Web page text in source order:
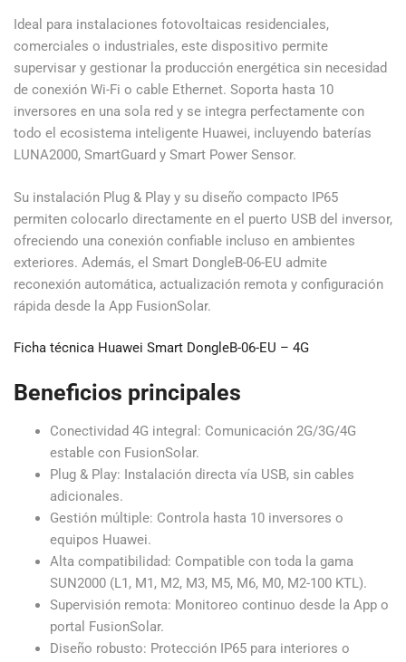
Ideal para instalaciones fotovoltaicas residenciales,
comerciales o industriales, este dispositivo permite
supervisar y gestionar la producción energética sin necesidad
de conexión Wi-Fi o cable Ethernet. Soporta hasta 10
inversores en una sola red y se integra perfectamente con
todo el ecosistema inteligente Huawei, incluyendo baterías
LUNA2000, SmartGuard y Smart Power Sensor.
Su instalación Plug & Play y su diseño compacto IP65
permiten colocarlo directamente en el puerto USB del inversor,
ofreciendo una conexión confiable incluso en ambientes
exteriores. Además, el Smart DongleB-06-EU admite
reconexión automática, actualización remota y configuración
rápida desde la App FusionSolar.
Ficha técnica Huawei Smart DongleB-06-EU – 4G
Beneficios principales
Conectividad 4G integral: Comunicación 2G/3G/4G
estable con FusionSolar.
Plug & Play: Instalación directa vía USB, sin cables
adicionales.
Gestión múltiple: Controla hasta 10 inversores o
equipos Huawei.
Alta compatibilidad: Compatible con toda la gama
SUN2000 (L1, M1, M2, M3, M5, M6, M0, M2-100 KTL).
Supervisión remota: Monitoreo continuo desde la App o
portal FusionSolar.
Diseño robusto: Protección IP65 para interiores o